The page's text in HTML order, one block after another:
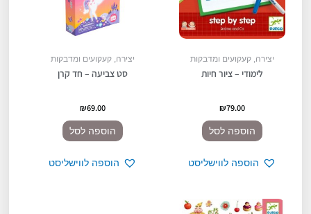
יצירה, קעקועים ומדבקות
לימודי – ציור חיות
₪79.00
הוספה לסל
הוספה לווישליסט
יצירה, קעקועים ומדבקות
סט צביעה – חד קרן
₪69.00
הוספה לסל
הוספה לווישליסט